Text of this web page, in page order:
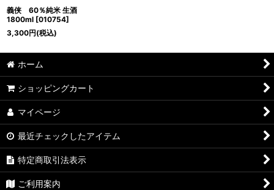
義侠 60％純米 生酒
1800ml [010754]
3,300円(税込)
ホーム
ショッピングカート
マイページ
最近チェックしたアイテム
特定商取引法表示
ご利用案内